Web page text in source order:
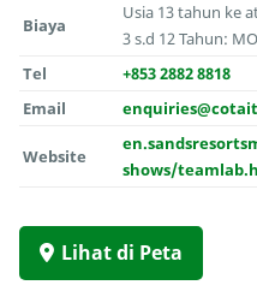
Biaya
Usia 13 tahun ke
3 s.d 12 Tahun:
Tel
+853 2882 8818
Email
Website
shows/
Lihat di Peta